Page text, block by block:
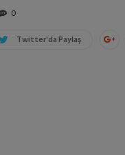
0
Twitter'da Paylaş